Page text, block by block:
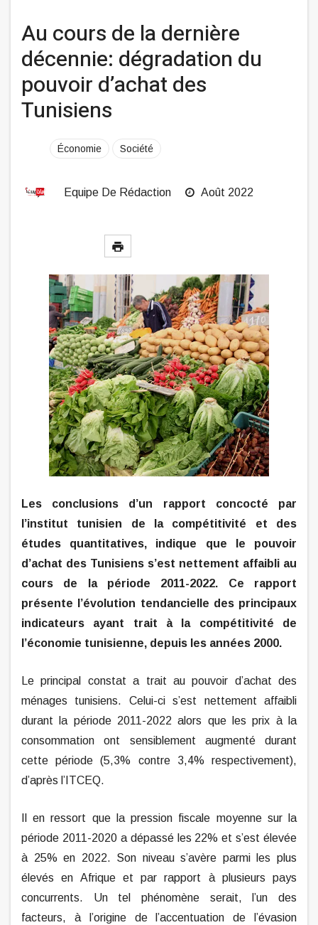
Au cours de la dernière
décennie: dégradation du
pouvoir d’achat des
Tunisiens
Économie Société
Equipe De Rédaction Août 2022
Les conclusions d’un rapport concocté par
l’institut tunisien de la compétitivité et des
études quantitatives, indique que le pouvoir
d’achat des Tunisiens s’est nettement affaibli au
cours de la période 2011-2022. Ce rapport
présente l’évolution tendancielle des principaux
indicateurs ayant trait à la compétitivité de
l’économie tunisienne, depuis les années 2000.
Le principal constat a trait au pouvoir d’achat des
ménages tunisiens. Celui-ci s’est nettement affaibli
durant la période 2011-2022 alors que les prix à la
consommation ont sensiblement augmenté durant
cette période (5,3% contre 3,4% respectivement),
d’après l’ITCEQ.
Il en ressort que la pression fiscale moyenne sur la
période 2011-2020 a dépassé les 22% et s’est élevée
à 25% en 2022. Son niveau s’avère parmi les plus
élevés en Afrique et par rapport à plusieurs pays
concurrents. Un tel phénomène serait, l’un des
facteurs, à l’origine de l’accentuation de l’évasion